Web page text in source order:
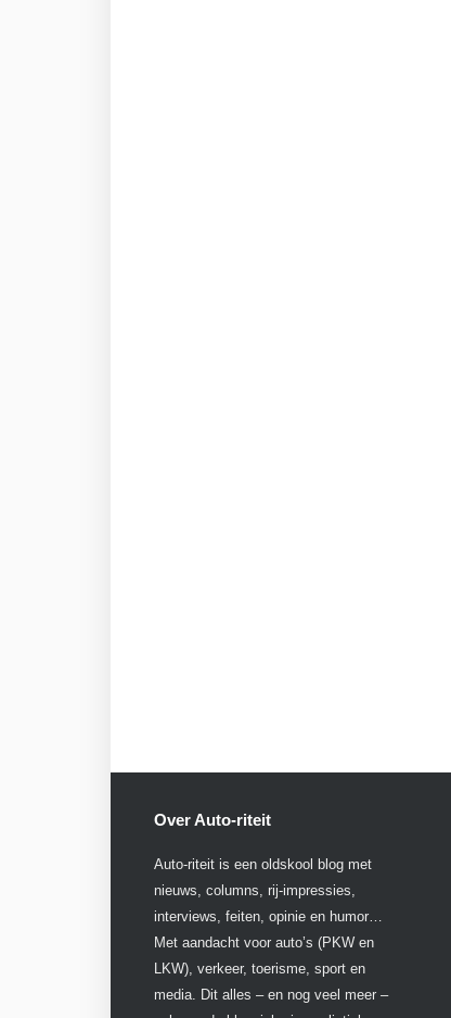
Over Auto-riteit
Auto-riteit is een oldskool blog met
nieuws, columns, rij-impressies,
interviews, feiten, opinie en humor…
Met aandacht voor auto’s (PKW en
LKW), verkeer, toerisme, sport en
media. Dit alles – en nog veel meer –